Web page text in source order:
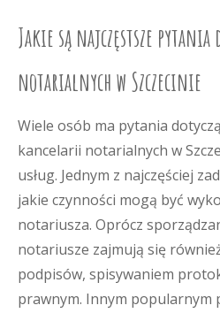
Jakie są najczęstsze
notarialnych w Szczecinie
Wiele osób ma pytania
kancelarii notarialnych w
usług. Jednym z najczęściej
jakie czynności mogą być
notariusza. Oprócz
notariusze zajmują się
podpisów, spisywaniem
prawnym. Innym popularnym